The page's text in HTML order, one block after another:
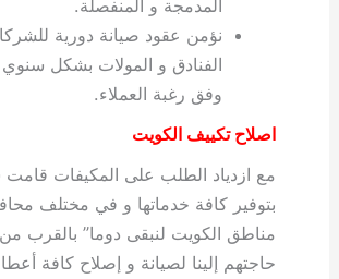
المدمجة و المنفصلة.
نؤمن عقود صيانة دورية
الفنادق و المولات بشكل
وفق رغبة العملاء.
اصلاح تكييف الكويت
مع ازدياد الطلب على المكيفات قامت
بتوفير كافة خدماتها و في مختلف
مناطق الكويت لنبقى دوما” بالقرب من
حاجتهم إلينا لصيانة و إصلاح كافة